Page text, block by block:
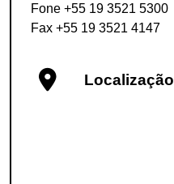
Fone +55 19 3521 5300
Fax +55 19 3521 4147
Localização